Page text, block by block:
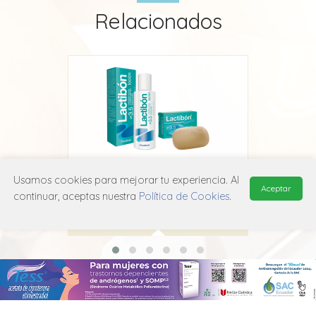
Relacionados
Lactibon pH 3.5
Usamos cookies para mejorar tu experiencia. Al
continuar, aceptas nuestra Política de Cookies.
Aceptar